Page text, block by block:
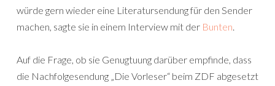
würde gern wieder eine Literatursendung für den Sender
machen, sagte sie in einem Interview mit der Bunten.
Auf die Frage, ob sie Genugtuung darüber empfinde, dass
die Nachfolgesendung „Die Vorleser“ beim ZDF abgesetzt